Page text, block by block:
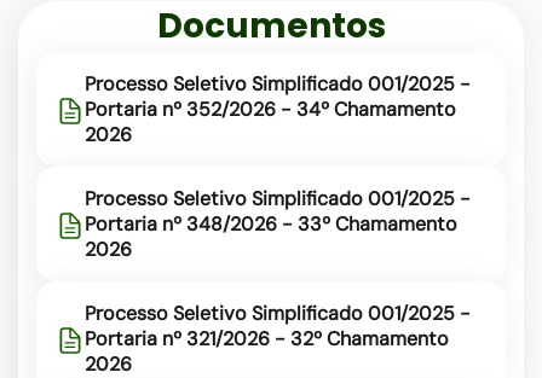
Documentos
Processo Seletivo Simplificado 001/2025 -
Portaria nº 352/2026 - 34º Chamamento
2026
Processo Seletivo Simplificado 001/2025 -
Portaria nº 348/2026 - 33º Chamamento
2026
Processo Seletivo Simplificado 001/2025 -
Portaria nº 321/2026 - 32º Chamamento
2026